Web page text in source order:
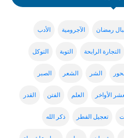
رمضان الآجرومية الأدب
التجارة الرابحة التوبة التوكل
الشر الشعر الصبر
الأواخر العلم الفتن القدر
تعجيل الفطر ذكر الله